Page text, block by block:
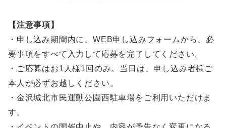
【注意事項】
・申し込み期間内に、WEB申し込みフォームから、必
要事項をすべて入力して応募を完了してください。
・ご応募はお1人様1回のみ。当日は、申し込み者様ご
本人が必ずお越しください。
・金沢城北市民運動公園西駐車場をご利用いただけま
す。